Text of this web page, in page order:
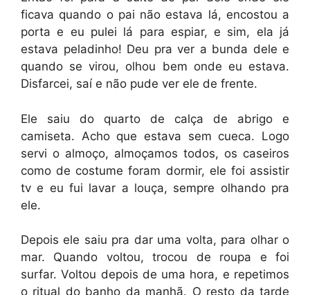
ficava quando o pai não estava lá, encostou a
porta e eu pulei lá para espiar, e sim, ela já
estava peladinho! Deu pra ver a bunda dele e
quando se virou, olhou bem onde eu estava.
Disfarcei, saí e não pude ver ele de frente.
Ele saiu do quarto de calça de abrigo e
camiseta. Acho que estava sem cueca. Logo
servi o almoço, almoçamos todos, os caseiros
como de costume foram dormir, ele foi assistir
tv e eu fui lavar a louça, sempre olhando pra
ele.
Depois ele saiu pra dar uma volta, para olhar o
mar. Quando voltou, trocou de roupa e foi
surfar. Voltou depois de uma hora, e repetimos
o ritual do banho da manhã. O resto da tarde